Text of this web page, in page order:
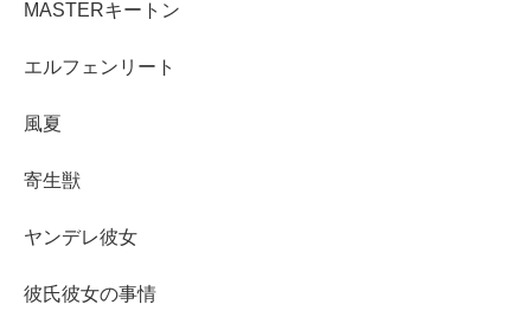
MASTERキートン
エルフェンリート
風夏
寄生獣
ヤンデレ彼女
彼氏彼女の事情